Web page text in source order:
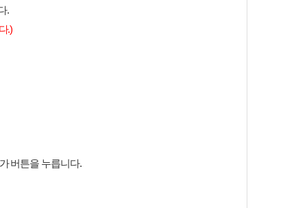
.
.)
버튼을 누릅니다.